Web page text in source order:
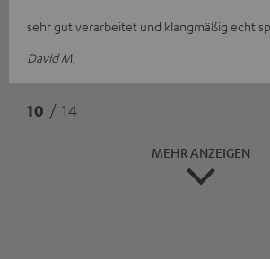
sehr gut verarbeitet und klangmäßig echt
David M.
10 / 14
MEHR ANZEIGEN